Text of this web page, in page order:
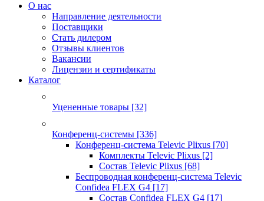
О нас
Направление деятельности
Поставщики
Стать дилером
Отзывы клиентов
Вакансии
Лицензии и сертификаты
Каталог
Уцененные товары [32]
Конференц-системы [336]
Конференц-система Televic Plixus [70]
Комплекты Televic Plixus [2]
Состав Televic Plixus [68]
Беспроводная конференц-система Televic
Confidea FLEX G4 [17]
Состав Confidea FLEX G4 [17]